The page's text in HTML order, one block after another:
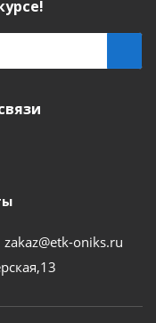
zakaz@etk-oniks.ru